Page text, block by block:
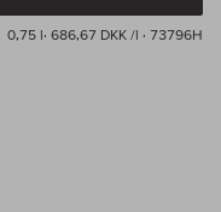
0,75 l· 686,67 DKK /l · 73796H